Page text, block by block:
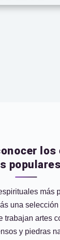
los
más
una
trabajan artes
y piedras